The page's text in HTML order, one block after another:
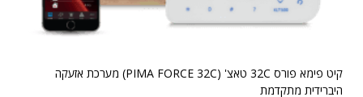
קיט פימא פורס 32C טאצ' (PIMA FORCE 32C) מערכת אזעקה
היברידית מתקדמת